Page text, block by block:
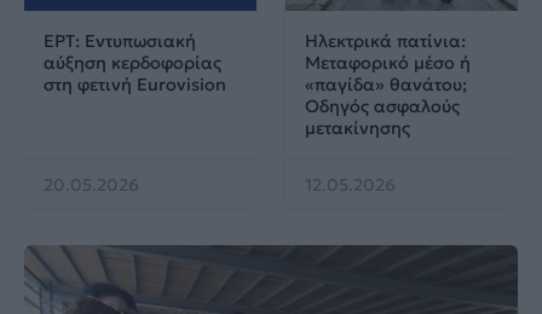
ΕΡΤ: Εντυπωσιακή
αύξηση κερδοφορίας
στη φετινή Eurovision
20.05.2026
Ηλεκτρικά πατίνια:
Μεταφορικό μέσο ή
«παγίδα» θανάτου;
Οδηγός ασφαλούς
μετακίνησης
12.05.2026